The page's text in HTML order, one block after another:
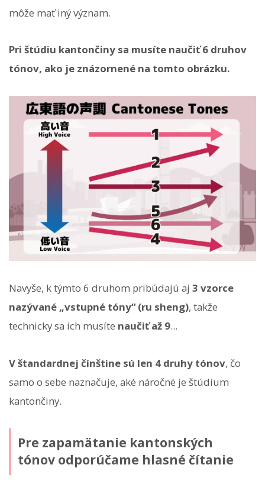
môže mať iný význam.
Pri štúdiu kantončiny sa musíte naučiť 6 druhov
tónov, ako je znázornené na tomto obrázku.
Navyše, k týmto 6 druhom pribúdajú aj 3 vzorce
nazývané „vstupné tóny“ (ru sheng), takže
technicky sa ich musíte naučiť až 9...
V štandardnej čínštine sú len 4 druhy tónov, čo
samo o sebe naznačuje, aké náročné je štúdium
kantončiny.
Pre zapamätanie kantonských
tónov odporúčame hlasné čítanie